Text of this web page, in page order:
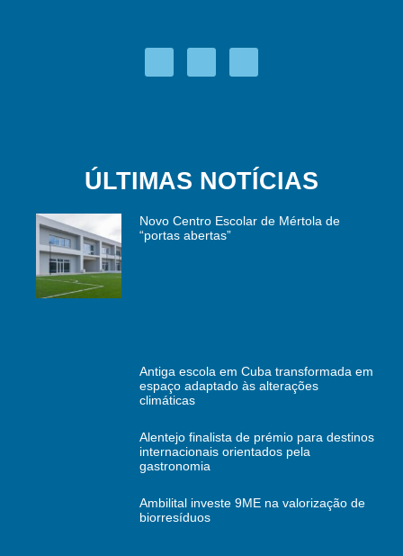
ÚLTIMAS NOTÍCIAS
Novo Centro Escolar de Mértola de
“portas abertas”
Antiga escola em Cuba transformada em
espaço adaptado às alterações
climáticas
Alentejo finalista de prémio para destinos
internacionais orientados pela
gastronomia
Ambilital investe 9ME na valorização de
biorresíduos